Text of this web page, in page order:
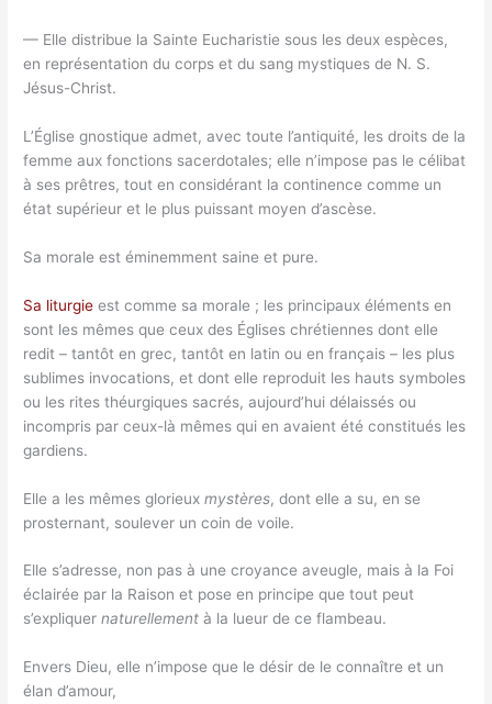
— Elle distribue la Sainte Eucharistie sous les deux espèces,
en représentation du corps et du sang mystiques de N. S.
Jésus-Christ.
L’Église gnostique admet, avec toute l’antiquité, les droits de la
femme aux fonctions sacerdotales; elle n’impose pas le célibat
à ses prêtres, tout en considérant la continence comme un
état supérieur et le plus puissant moyen d’ascèse.
Sa morale est éminemment saine et pure.
Sa liturgie est comme sa morale ; les principaux éléments en
sont les mêmes que ceux des Églises chrétiennes dont elle
redit – tantôt en grec, tantôt en latin ou en français – les plus
sublimes invocations, et dont elle reproduit les hauts symboles
ou les rites théurgiques sacrés, aujourd’hui délaissés ou
incompris par ceux-là mêmes qui en avaient été constitués les
gardiens.
Elle a les mêmes glorieuxmystères, dont elle a su, en se
prosternant, soulever un coin de voile.
Elle s’adresse, non pas à une croyance aveugle, mais à la Foi
éclairée par la Raison et pose en principe que tout peut
s’expliquernaturellement à la lueur de ce flambeau.
Envers Dieu, elle n’impose que le désir de le connaître et un
élan d’amour,